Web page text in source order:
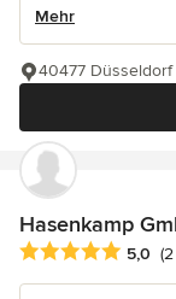
Mehr
40477 Düsseldorf
Hasenkamp
Durchschnittliche
5,0